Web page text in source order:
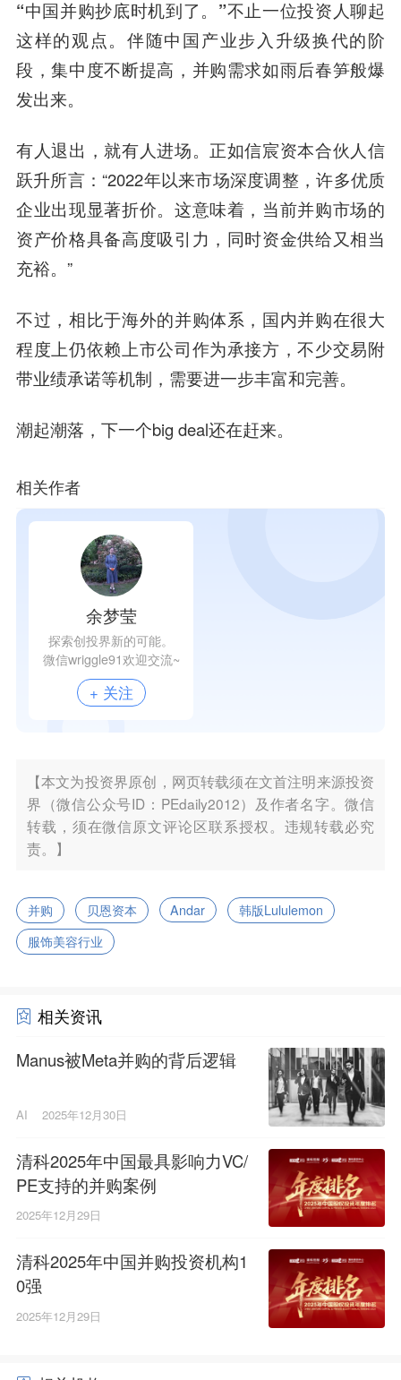
“中国并购抄底时机到了。”不止一位投资人聊起
这样的观点。伴随中国产业步入升级换代的阶
段，集中度不断提高，并购需求如雨后春笋般爆
发出来。
有人退出，就有人进场。正如信宸资本合伙人信
跃升所言：“2022年以来市场深度调整，许多优质
企业出现显著折价。这意味着，当前并购市场的
资产价格具备高度吸引力，同时资金供给又相当
充裕。”
不过，相比于海外的并购体系，国内并购在很大
程度上仍依赖上市公司作为承接方，不少交易附
带业绩承诺等机制，需要进一步丰富和完善。
潮起潮落，下一个big deal还在赶来。
相关作者
余梦莹
探索创投界新的可能。
微信wriggle91欢迎交流~
+ 关注
【本文为投资界原创，网页转载须在文首注明来源投资
界（微信公众号ID：PEdaily2012）及作者名字。微信
转载，须在微信原文评论区联系授权。违规转载必究
责。】
并购 贝恩资本 Andar
韩版Lululemon
服饰美容行业
相关资讯
Manus被Meta并购的背后逻辑
AI 2025年12月30日
清科2025年中国最具影响力VC/
PE支持的并购案例
2025年12月29日
清科2025年中国并购投资机构1
0强
2025年12月29日